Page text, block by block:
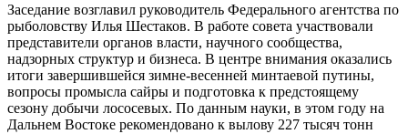
Заседание возглавил руководитель Федерального агентства по
рыболовству Илья Шестаков. В работе совета участвовали
представители органов власти, научного сообщества,
надзорных структур и бизнеса. В центре внимания оказались
итоги завершившейся зимне-весенней минтаевой путины,
вопросы промысла сайры и подготовка к предстоящему
сезону добычи лососевых. По данным науки, в этом году на
Дальнем Востоке рекомендовано к вылову 227 тысяч тонн